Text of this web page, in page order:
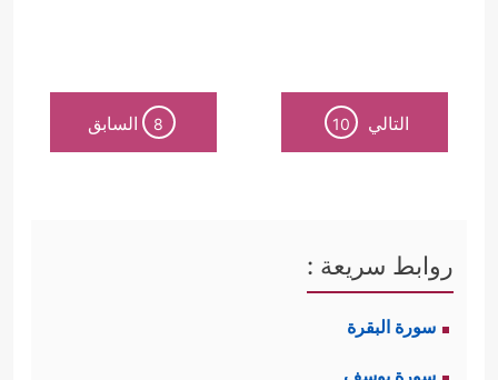
التالي 10
8 السابق
روابط سريعة :
سورة البقرة
سورة يوسف